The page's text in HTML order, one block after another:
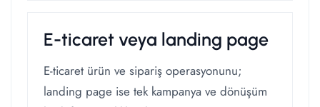
E-ticaret veya landing page
E-ticaret ürün ve sipariş operasyonunu;
landing page ise tek kampanya ve dönüşüm